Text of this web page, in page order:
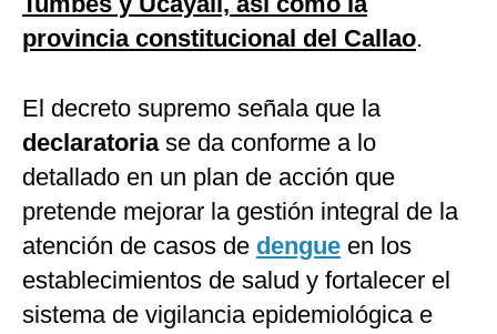
provincia constitucional del Callao.
El decreto supremo señala que la
declaratoriase da conforme a lo
detallado en un plan de acción que
pretende mejorar la gestión integral de la
atención de casos de dengue en los
establecimientos de salud y fortalecer el
sistema de vigilancia epidemiológica e